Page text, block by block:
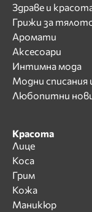
Здраве и
Грижи за
Аромати
Аксесоари
Интимна мода
Модни списания
Любопитни
Красота
Лице
Коса
Грим
Кожа
Маникюр